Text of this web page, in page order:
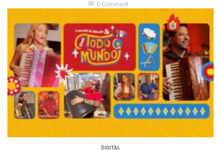
chat_bubble 0 Comment
DIGITAL